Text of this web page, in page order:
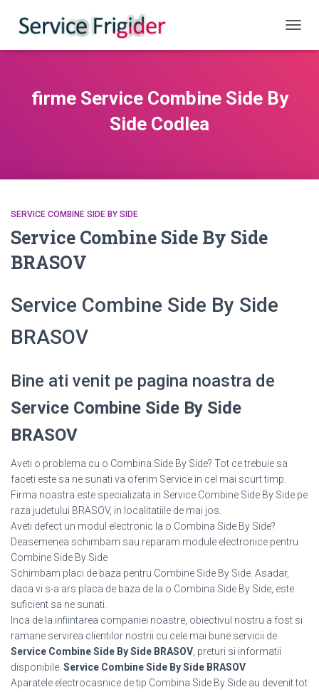
firme Service Combine Side By
Side Codlea
SERVICE COMBINE SIDE BY SIDE
Service Combine Side By Side
BRASOV
Service Combine Side By Side
BRASOV
Bine ati venit pe pagina noastra de
Service Combine Side By Side
BRASOV
Aveti o problema cu o Combina Side By Side? Tot ce trebuie sa
faceti este sa ne sunati va oferim Service in cel mai scurt timp.
Firma noastra este specializata in Service Combine Side By Side pe
raza judetului BRASOV, in localitatiile de mai jos.
Aveti defect un modul electronic la o Combina Side By Side?
Deasemenea schimbam sau reparam module electronice pentru
Combine Side By Side
Schimbam placi de baza pentru Combine Side By Side. Asadar,
daca vi s-a ars placa de baza de la o Combina Side By Side, este
suficient sa ne sunati.
Inca de la infiintarea companiei noastre, obiectivul nostru a fost si
ramane servirea clientilor nostrii cu cele mai bune servicii de
Service Combine Side By Side BRASOV , preturi si informatii
disponibile. Service Combine Side By Side BRASOV
Aparatele electrocasnice de tip Combina Side By Side au devenit tot